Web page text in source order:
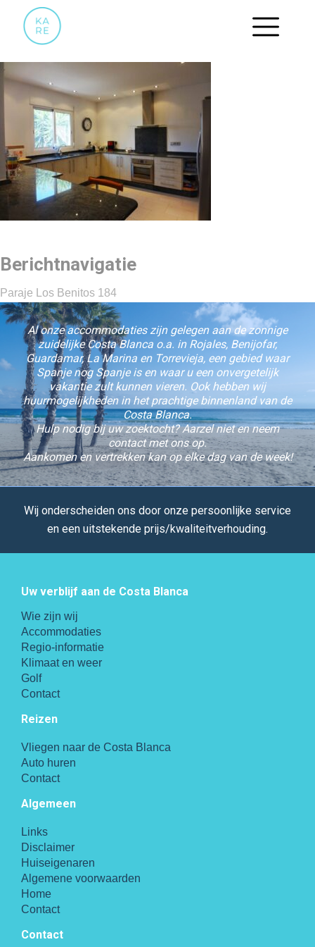
04 KEUKEN
Berichtnavigatie
Paraje Los Benitos 184
Al onze accommodaties zijn gelegen aan de zonnige
zuidelijke Costa Blanca o.a. in Rojales, Benijofar,
Guardamar, La Marina en Torrevieja, een gebied waar
Spanje nog Spanje is en waar u een onvergetelijk
vakantie zult kunnen vieren. Ook hebben wij
huurmogelijkheden in het prachtige binnenland van de
Costa Blanca.
Hulp nodig bij uw zoektocht? Aarzel niet en neem
contact met ons op.
Aankomen en vertrekken kan op elke dag van de week!
Wij onderscheiden ons door onze persoonlijke service
en een uitstekende prijs/kwaliteitverhouding.
Uw verblijf aan de Costa Blanca
Wie zijn wij
Accommodaties
Regio-informatie
Klimaat en weer
Golf
Contact
Reizen
Vliegen naar de Costa Blanca
Auto huren
Contact
Algemeen
Links
Disclaimer
Huiseigenaren
Algemene voorwaarden
Home
Contact
Contact